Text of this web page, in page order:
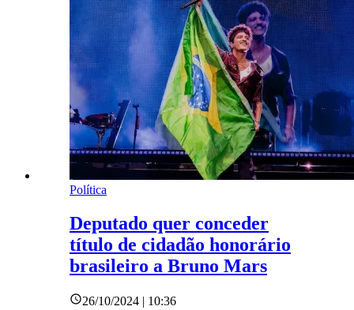
Política
Deputado quer conceder
título de cidadão honorário
brasileiro a Bruno Mars
26/10/2024 | 10:36